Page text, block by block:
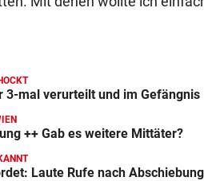
3-mal verurteilt und im Gefängnis
++ Gab es weitere Mittäter?
Laute Rufe nach